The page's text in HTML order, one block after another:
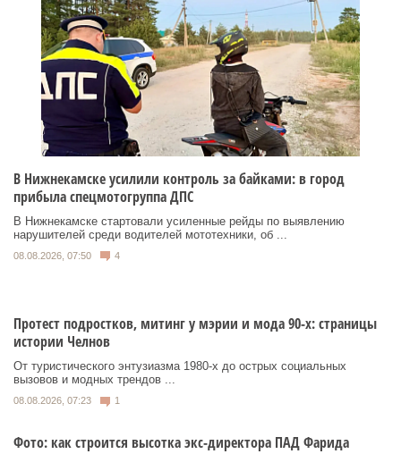
В Нижнекамске усилили контроль за байками: в город
прибыла спецмотогруппа ДПС
В Нижнекамске стартовали усиленные рейды по выявлению
нарушителей среди водителей мототехники, об ...
08.08.2026, 07:50 4
Протест подростков, митинг у мэрии и мода 90-х: страницы
истории Челнов
От туристического энтузиазма 1980‑х до острых социальных
вызовов и модных трендов ...
08.08.2026, 07:23 1
Фото: как строится высотка экс-директора ПАД Фарида